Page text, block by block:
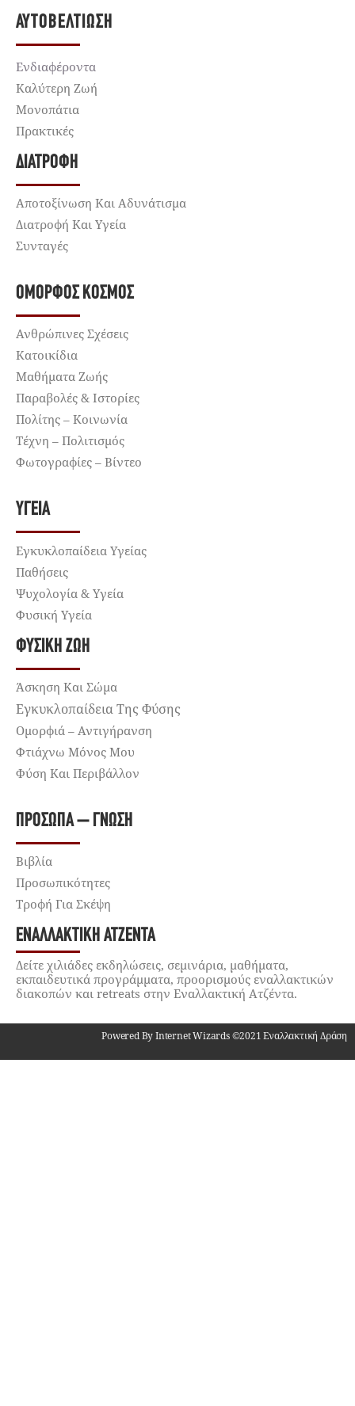
ΑΥΤΟΒΕΛΤΊΩΣΗ
Ενδιαφέροντα
Καλύτερη Ζωή
Μονοπάτια
Πρακτικές
ΔΙΑΤΡΟΦΉ
Αποτοξίνωση Και Αδυνάτισμα
Διατροφή Και Υγεία
Συνταγές
ΌΜΟΡΦΟΣ ΚΌΣΜΟΣ
Ανθρώπινες Σχέσεις
Κατοικίδια
Μαθήματα Ζωής
Παραβολές & Ιστορίες
Πολίτης – Κοινωνία
Τέχνη – Πολιτισμός
Φωτογραφίες – Βίντεο
ΥΓΕΊΑ
Εγκυκλοπαίδεια Υγείας
Παθήσεις
Ψυχολογία & Υγεία
Φυσική Υγεία
ΦΥΣΙΚΉ ΖΩΉ
Άσκηση Και Σώμα
Εγκυκλοπαίδεια Της Φύσης
Ομορφιά – Αντιγήρανση
Φτιάχνω Μόνος Μου
Φύση Και Περιβάλλον
ΠΡΌΣΩΠΑ – ΓΝΏΣΗ
Βιβλία
Προσωπικότητες
Τροφή Για Σκέψη
ΕΝΑΛΛΑΚΤΙΚΉ ΑΤΖΈΝΤΑ
Δείτε χιλιάδες εκδηλώσεις, σεμινάρια, μαθήματα,
εκπαιδευτικά προγράμματα, προορισμούς εναλλακτικών
διακοπών και retreats στην Εναλλακτική Ατζέντα.
Powered By Internet Wizards ©2021 Εναλλακτική Δράση